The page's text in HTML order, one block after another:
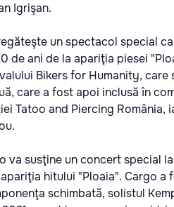
Igrişan.
un spectacol special
de ani de la apariţia piesei
Bikers for Humanity,
care a fost apoi inclusă în
Tatoo and Piercing
va susţine un concert special
hitului "Ploaia". Cargo
schimbată, solistul